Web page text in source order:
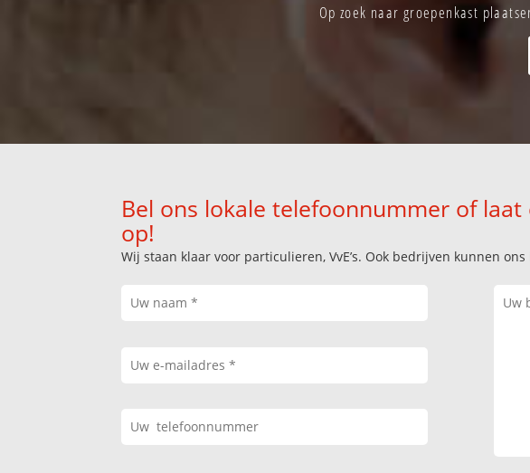
Op zoek naar groepenkast
Bel ons lokale telefoonnummer of
op!
Wij staan klaar voor particulieren, VvE’s. Ook bedrijven kunnen